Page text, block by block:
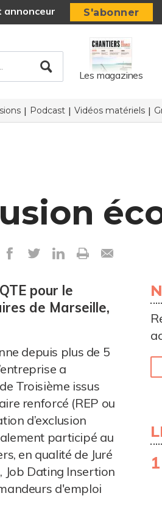
annonceur S'abonner
Les magazines
Podcast Vidéos matériels
pour le
de Marseille,
depuis plus de 5
a
Troisième issus
renforcé (REP ou
d’exclusion
participé au
en qualité de Juré
Job Dating Insertion
d'emploi